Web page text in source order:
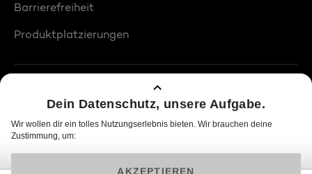
Barrierefreiheit
Produktplatzierungen